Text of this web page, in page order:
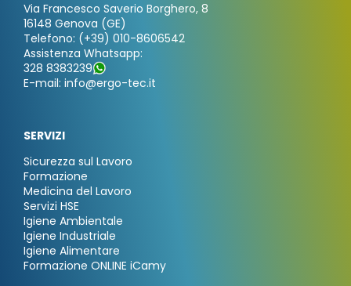
Via Francesco Saverio Borghero, 8
16148 Genova (GE)
Telefono: (+39) 010-8606542
Assistenza Whatsapp:
328 8383239
E-mail: info@ergo-tec.it
SERVIZI
Sicurezza sul Lavoro
Formazione
Medicina del Lavoro
Servizi HSE
Igiene Ambientale
Igiene Industriale
Igiene Alimentare
Formazione ONLINE iCamy